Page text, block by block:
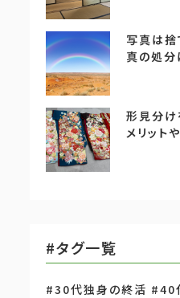
写真は捨
真の処分
形見分け
メリット
#タグ一覧
#30代独身の終活 #40